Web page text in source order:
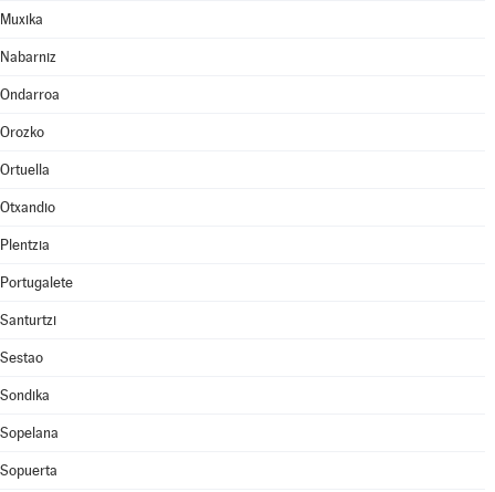
Muxika
Nabarniz
Ondarroa
Orozko
Ortuella
Otxandio
Plentzia
Portugalete
Santurtzi
Sestao
Sondika
Sopelana
Sopuerta